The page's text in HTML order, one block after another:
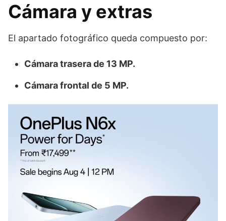
Cámara y extras
El apartado fotográfico queda compuesto por:
Cámara trasera de 13 MP.
Cámara frontal de 5 MP.